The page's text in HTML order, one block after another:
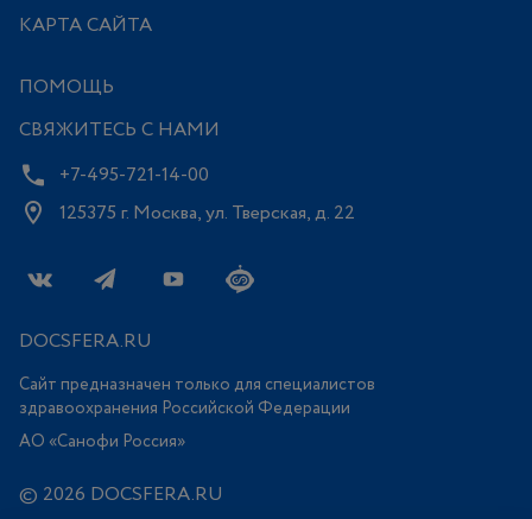
КАРТА САЙТА
ПОМОЩЬ
СВЯЖИТЕСЬ С НАМИ
+7-495-721-14-00
125375 г. Москва, ул. Тверская, д. 22
DOCSFERA.RU
Сайт предназначен только для специалистов
здравоохранения Российской Федерации
АО «Санофи Россия»
© 2026 DOCSFERA.RU